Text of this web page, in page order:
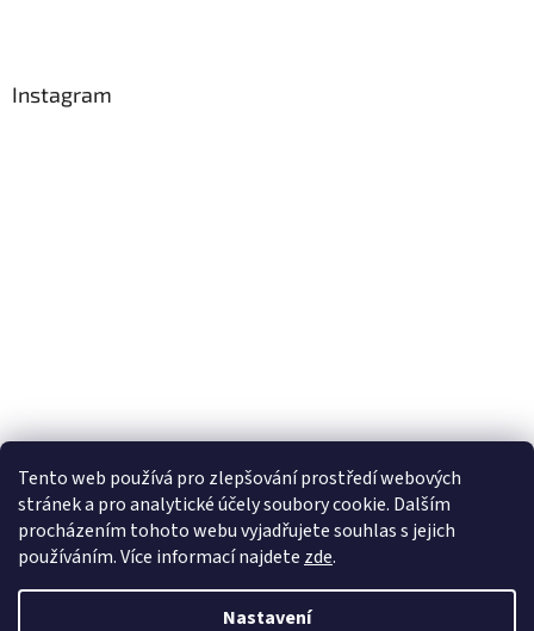
Tento web používá pro zlepšování prostředí webových
stránek a pro analytické účelysoubory cookie. Dalším
procházením tohoto webu vyjadřujete souhlas s jejich
používáním. Více informacínajdete zde.
Nastavení
Instagram
Sledovat na Instagramu